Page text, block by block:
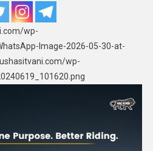
wp-
Image-2026-05-30-at-
wp-